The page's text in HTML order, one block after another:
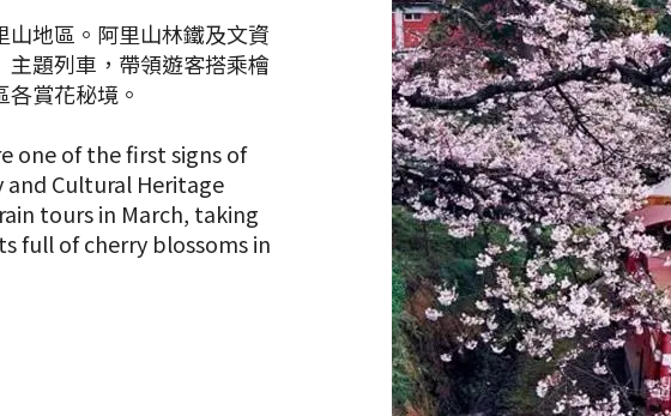
地區。阿里山林鐵及文資
題列車，帶領遊客搭乘檜
賞花秘境。
one of the first signs of
and Cultural Heritage
tours in March, taking
full of cherry blossoms in